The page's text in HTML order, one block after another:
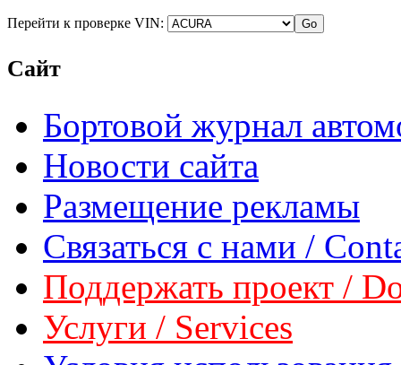
Перейти к проверке VIN:
Сайт
Бортовой журнал
Новости сайта
Размещение рекламы
Связаться с нами /
Поддержать проект /
Услуги / Services